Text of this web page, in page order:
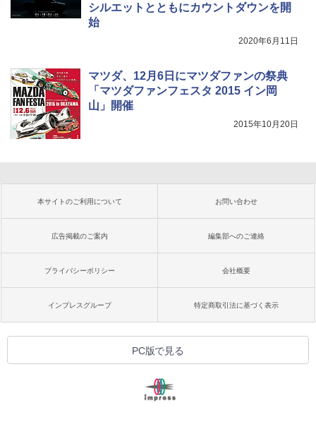
シルエットとともにカウントダウンを開
始
2020年6月11日
マツダ、12月6日にマツダファンの祭典
「マツダファンフェスタ 2015 イン岡
山」開催
2015年10月20日
本サイトのご利用について お問い合わせ
広告掲載のご案内 編集部へのご連絡
プライバシーポリシー 会社概要
インプレスグループ 特定商取引法に基づく表示
PC版で見る